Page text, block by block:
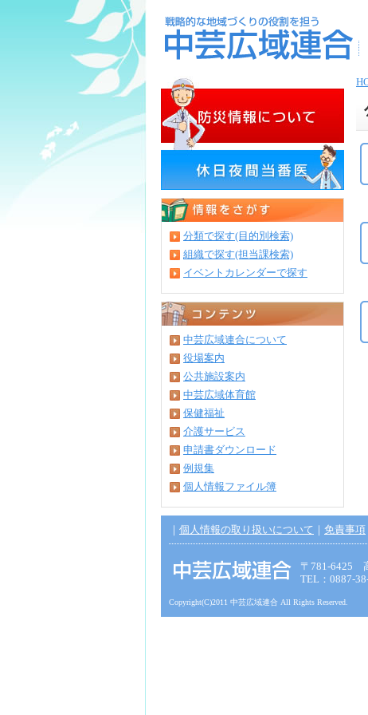
分類で探す(目的別検索)
組織で探す(担当課検索)
イベントカレンダーで探す
中芸広域連合について
役場案内
公共施設案内
中芸広域体育館
保健福祉
介護サービス
申請書ダウンロード
例規集
個人情報ファイル簿
｜ 個人情報の取り扱いについて ｜ 免責事項
〒781-6425
TEL：0887-
Copyright(C)2011 中芸広域連合 All Rights Reserved.